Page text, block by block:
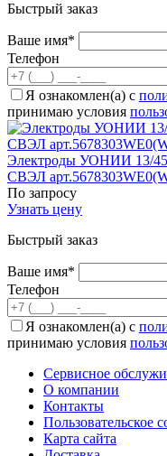
Быстрый заказ
Ваше имя*
Телефон
Я ознакомлен(а) с
принимаю условия
Электроды УОНИИ 13/
СВЭЛ
По запросу
Узнать цену
Быстрый заказ
Ваше имя*
Телефон
Я ознакомлен(а) с
принимаю условия
Сервисное
О компании
Контакты
Пользовательское
Карта сайта